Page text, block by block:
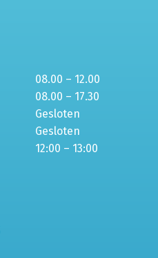
08.00 – 12.00
08.00 – 17.30
Gesloten
Gesloten
12:00 – 13:00